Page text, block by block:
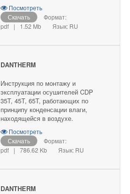
Посмотреть
Скачать
Формат:
pdf
| 1.52 Mb Язык: RU
DANTHERM
Инструкция по монтажу и
эксплуатации осушителей CDP
35T, 45T, 65T, работающих по
принципу конденсации влаги,
находящейся в воздухе.
Посмотреть
Скачать
Формат:
pdf
| 786.62 Kb Язык: RU
DANTHERM